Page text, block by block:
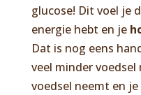
glucose! Dit voel je
energie hebt en je
Dat is nog eens
veel minder
voedsel neemt en